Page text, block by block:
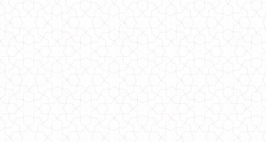
Модна жіноча куртка пальто для зими
1510.00грн.
Модна в'язана шапка жіноча з помпоном
370.00грн.